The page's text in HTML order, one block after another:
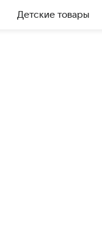
Детские товары